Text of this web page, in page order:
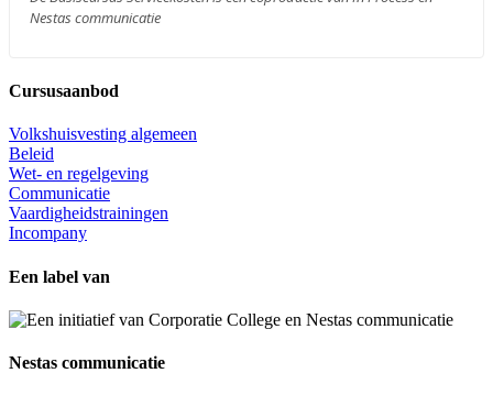
Nestas communicatie
Cursusaanbod
Volkshuisvesting algemeen
Beleid
Wet- en regelgeving
Communicatie
Vaardigheidstrainingen
Incompany
Een label van
Nestas communicatie